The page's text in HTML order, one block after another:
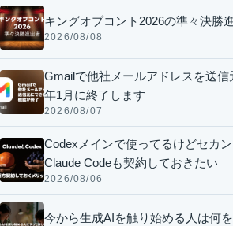
キングオブコント2026の準々決勝
2026/08/08
Gmailで他社メールアドレスを送
年1月に終了します
2026/08/07
Codexメインで使ってるけどセカ
Claude Codeも契約しておきたい
2026/08/06
今から生成AIを触り始める人は何